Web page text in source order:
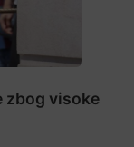
zbog visoke